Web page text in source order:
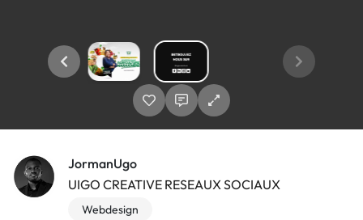
JormanUgo
UIGO CREATIVE RESEAUX SOCIAUX
Webdesign